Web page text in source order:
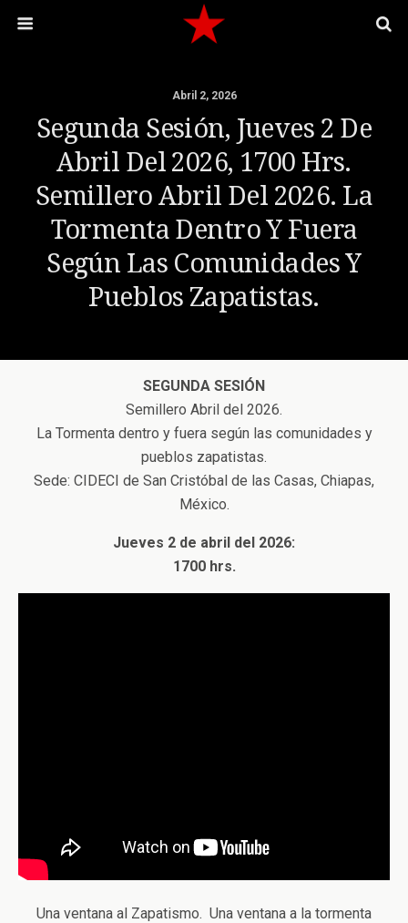
Abril 2, 2026
Segunda Sesión, Jueves 2 De
Abril Del 2026, 1700 Hrs.
Semillero Abril Del 2026. La
Tormenta Dentro Y Fuera
Según Las Comunidades Y
Pueblos Zapatistas.
SEGUNDA SESIÓN
Semillero Abril del 2026.
La Tormenta dentro y fuera según las comunidades y
pueblos zapatistas.
Sede: CIDECI de San Cristóbal de las Casas, Chiapas,
México.
Jueves 2 de abril del 2026:
1700 hrs.
Una ventana al Zapatismo. Una ventana a la tormenta